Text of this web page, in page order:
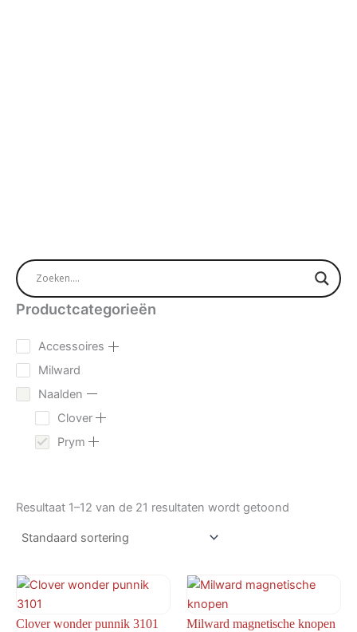
Productcategorieën
Accessoires
Milward
Naalden
Clover
Prym
Resultaat 1–12 van de 21 resultaten wordt getoond
Clover wonder punnik 3101 Milward magnetische knopen